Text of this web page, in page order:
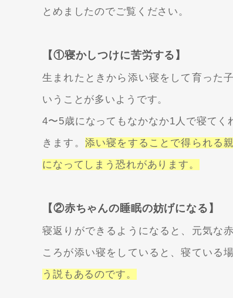
とめましたのでご覧ください。
【①寝かしつけに苦労する】
生まれたときから添い寝をして育った
いうことが多いようです。
4〜5歳になってもなかなか1人で寝て
きます。 添い寝をすることで得られる
になってしまう恐れがあります。
【②赤ちゃんの睡眠の妨げになる】
寝返りができるようになると、元気な
ころが添い寝をしていると、寝ている
う説もあるのです。